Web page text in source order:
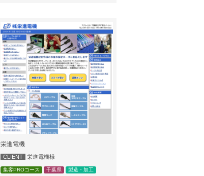
栄進電機
CLIENT 栄進電機様
集客PROコース 千葉県 製造・加工